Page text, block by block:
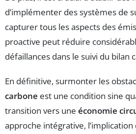
d’implémenter des systèmes de
capturer tous les aspects des
proactive peut réduire
défaillances dans le suivi du bilan
En définitive, surmonter les
carbone est une condition sine
transition vers une économie
approche intégrative,